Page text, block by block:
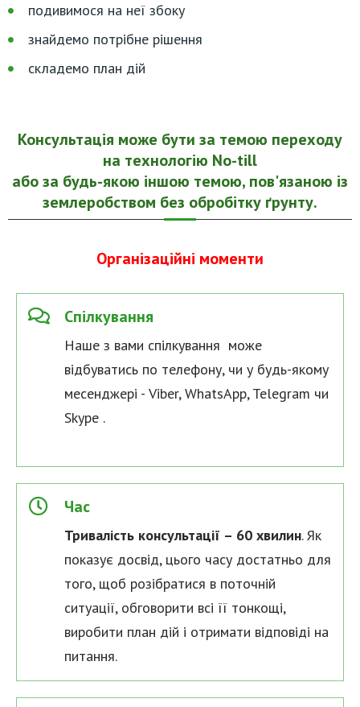
подивимося на неї збоку
знайдемо потрібне рішення
складемо план дій
Консультація може бути за темою переходу
на технологію No-till
або за будь-якою іншою темою, пов'язаною із
землеробством без обробітку ґрунту.
Організаційні моменти
Спілкування
Наше з вами спілкування може
відбуватись по телефону, чи у будь-якому
месенджері - Viber, WhatsApp, Telegram чи
Skype .
Час
Тривалість консультації – 60 хвилин. Як
показує досвід, цього часу достатньо для
того, щоб розібратися в поточній
ситуації, обговорити всі її тонкощі,
виробити план дій і отримати відповіді на
питання.